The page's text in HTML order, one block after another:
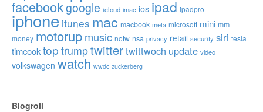
facebookgoogle icloud imac ios ipad ipadpro
iphone itunes mac macbook meta microsoft mini mm
money motorupmusic notw nsa privacy retail security siri tesla
timcooktop trumptwittertwittwoch update video
volkswagen watch wwdc zuckerberg
Blogroll